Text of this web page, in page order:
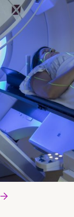
Vedi i corsi